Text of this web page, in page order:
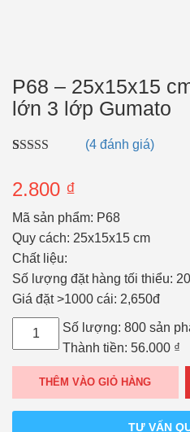
P68 – 25x15x15
lớn 3 lớp Gumato
đánh giá
(4 đánh giá)
2.800 ₫
Mã sản phẩm: P68
Quy cách: 25x15x15 cm
Chất liệu:
Số lượng đặt hàng tối thiểu:
Giá đặt >1000 cái: 2,650đ
Số lượng:
P68
-
25x15x15
-
800 sản
Thành tiền:56.000 ₫
THÊM VÀO GIỎ HÀNG
TƯ VẤN